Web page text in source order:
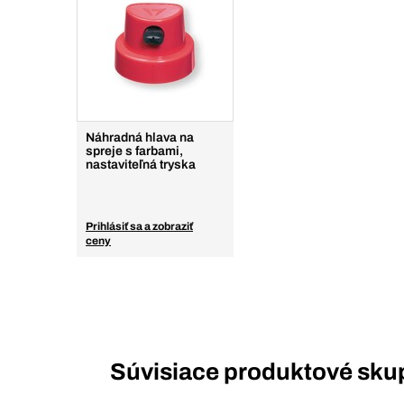
Náhradná hlava na
spreje s farbami,
nastaviteľná tryska
Prihlásiť sa a zobraziť
ceny
Súvisiace produktové